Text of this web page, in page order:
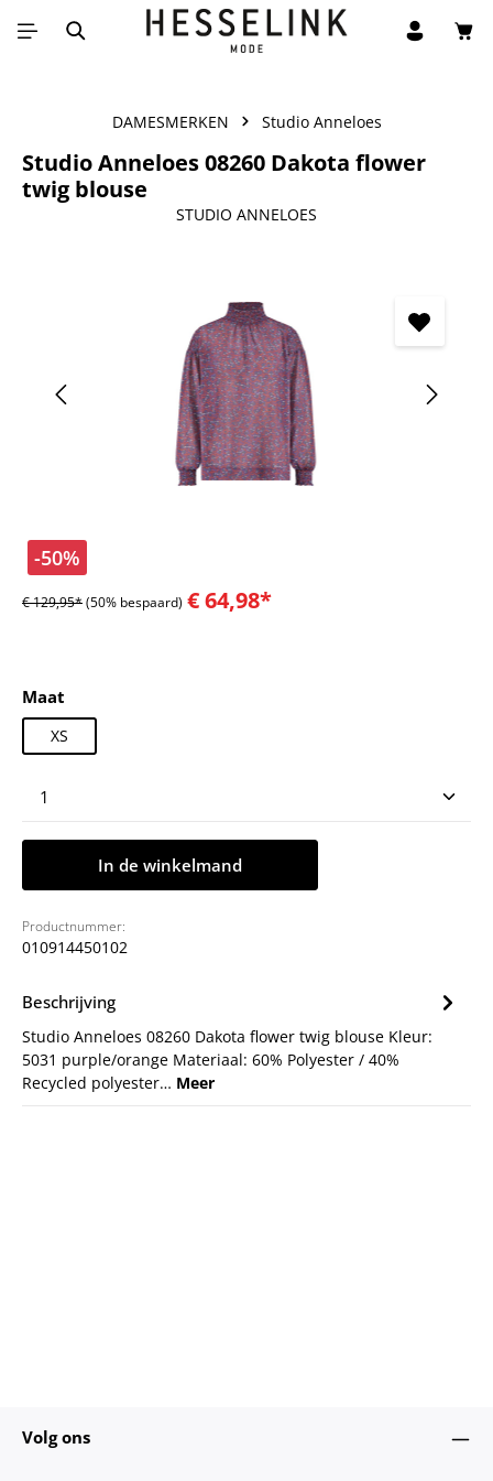
Ga naar de hoofdinhoud
DAMESMERKEN Studio Anneloes
Studio Anneloes 08260 Dakota flower
twig blouse
STUDIO ANNELOES
-50%
€ 129,95*(50% bespaard) € 64,98*
Selecteer
Maat
XS
Producthoeveelheid: Voer de gewenste
In de winkelmand
Productnummer:
010914450102
Beschrijving
Studio Anneloes 08260 Dakota flower twig blouse Kleur:
5031 purple/orange Materiaal: 60% Polyester / 40%
Recycled polyester… Meer
Volg ons